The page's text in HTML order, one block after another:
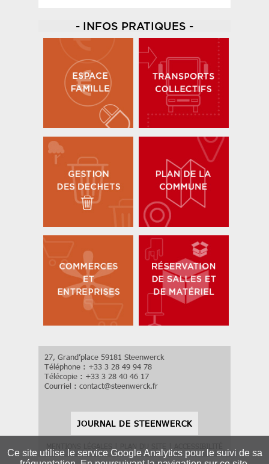
Ce site utilise le service Google Analytics pour le suivi de sa
- INFOS PRATIQUES -
27, Grand’place 59181 Steenwerck
Téléphone : +33 3 28 49 94 78
Télécopie : +33 3 28 40 46 17
Courriel : contact@steenwerck.fr
JOURNAL DE STEENWERCK